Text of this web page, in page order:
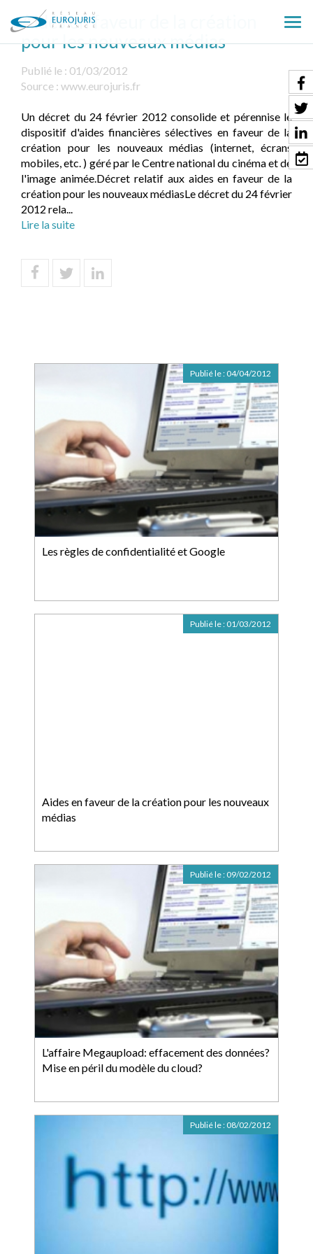
le
Aides en faveur de la création
pour les nouveaux médias
Publié le : 01/03/2012
Source : www.eurojuris.fr
Un décret du 24 février 2012 consolide et pérennise le
dispositif d'aides financières sélectives en faveur de la
création pour les nouveaux médias (internet, écrans
mobiles, etc. ) géré par le Centre national du cinéma et de
l'image animée.Décret relatif aux aides en faveur de la
création pour les nouveaux médiasLe décret du 24 février
2012 rela...
Lire la suite
Les règles de confidentialité et Google
Publié le : 04/04/2012
Aides en faveur de la création pour les nouveaux
médias
Publié le : 01/03/2012
L'affaire Megaupload: effacement des données?
Mise en péril du modèle du cloud?
Publié le : 09/02/2012
Publié le : 08/02/2012